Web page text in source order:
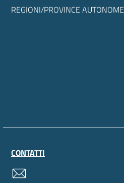
REGIONI/PROVINCE AUTONOME
CONTATTI